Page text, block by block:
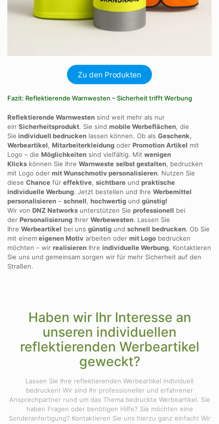
Zu den Produkten
Fazit: Reflektierende Warnwesten – Sicherheit trifft Werbung
Reflektierende Warnwesten sind weit mehr als nur
ein Sicherheitsprodukt. Sie sind mobile Werbeflächen, die
Sie individuell bedrucken lassen können. Ob als Geschenk,
Werbeartikel, Mitarbeiterkleidung oder Promotion Artikel mit
Logo – die Möglichkeiten sind vielfältig. Mit wenigen
Klicks können Sie Ihre Warnweste selbst gestalten, bedrucken
mit Logo oder mit Wunschmotiv personalisieren. Nutzen Sie
diese Chance für effektive, sichtbare und praktische
individuelle Werbung. Jetzt bestellen und Ihre Werbemittel
personalisieren – schnell, hochwertig und günstig!
Wir von DNZ Networks unterstützen Sie professionell bei
der Personalisierung Ihrer Werbewesten. Lassen Sie
Ihre Werbeartikel bei uns günstig und schnell bedrucken. Ob Sie
mit einemeigenen Motiv arbeiten oder mit Logo bedrucken
möchten – wir realisieren Ihre individuelle Werbung. Kontaktieren
Sie uns und gemeinsam sorgen wir für mehr Sicherheit auf den
Straßen.
Haben wir Ihr Interesse an
unseren individuellen
reflektierenden Werbeartikel
geweckt?
Lassen Sie Ihre reflektierenden Werbeartikel individuell
bedrucken! Wir sind Ihr professioneller und erfahrener
Ansprechpartner rund um das Thema bedruckte Werbeartikel. Sie
haben Fragen oder benötigen Hilfe? Sie möchten eine
Sonderanfertigung? Kontaktieren Sie uns hierzu ganz einfach! Wir